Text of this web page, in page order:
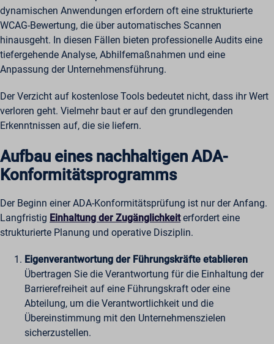
dynamischen Anwendungen erfordern oft eine strukturierte
WCAG-Bewertung, die über automatisches Scannen
hinausgeht. In diesen Fällen bieten professionelle Audits eine
tiefergehende Analyse, Abhilfemaßnahmen und eine
Anpassung der Unternehmensführung.
Der Verzicht auf kostenlose Tools bedeutet nicht, dass ihr Wert
verloren geht. Vielmehr baut er auf den grundlegenden
Erkenntnissen auf, die sie liefern.
Aufbau eines nachhaltigen ADA-
Konformitätsprogramms
Der Beginn einer ADA-Konformitätsprüfung ist nur der Anfang.
Langfristig Einhaltung der Zugänglichkeiterfordert eine
strukturierte Planung und operative Disziplin.
Eigenverantwortung der Führungskräfte etablieren
Übertragen Sie die Verantwortung für die Einhaltung der
Barrierefreiheit auf eine Führungskraft oder eine
Abteilung, um die Verantwortlichkeit und die
Übereinstimmung mit den Unternehmenszielen
sicherzustellen.
_zitok
amp_*
cbLDBex
NFWSESSID
ssm_au_c
ws_form_*_hash